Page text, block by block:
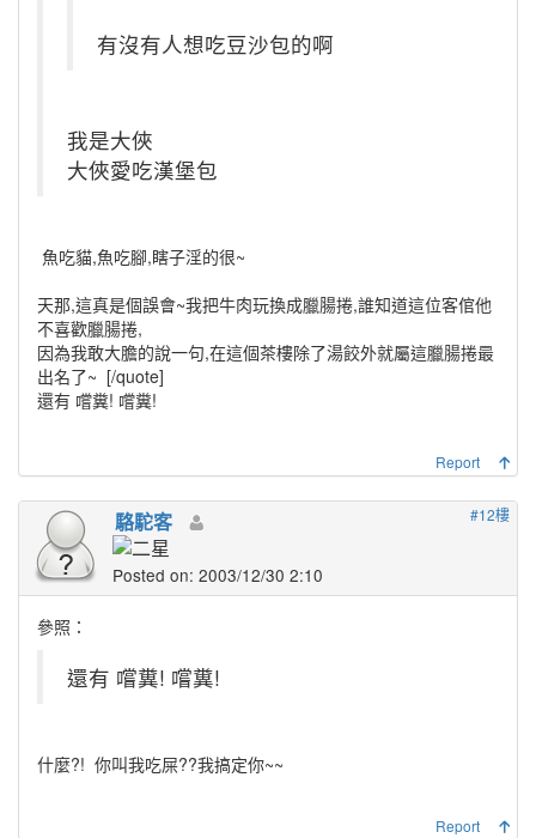
有沒有人想吃豆沙包的啊
我是大俠
大俠愛吃漢堡包
魚吃貓,魚吃腳,瞎子淫的很~
天那,這真是個誤會~我把牛肉玩換成臘腸捲,誰知道這位客倌他
不喜歡臘腸捲,
因為我敢大膽的說一句,在這個茶樓除了湯餃外就屬這臘腸捲最
出名了~ [/quote]
還有 嚐糞! 嚐糞!
Report
#12樓
駱駝客
Posted on: 2003/12/30 2:10
參照：
還有 嚐糞! 嚐糞!
什麼?! 你叫我吃屎??我搞定你~~
Report